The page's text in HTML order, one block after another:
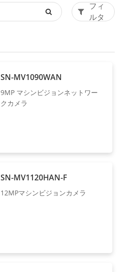
フィ
ルタ
SN-MV1090WAN
9MP マシンビジョンネットワー
クカメラ
SN-MV1120HAN-F
12MPマシンビジョンカメラ